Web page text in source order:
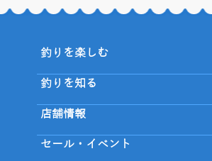
釣りを楽しむ
釣りを知る
店舗情報
セール・イベント